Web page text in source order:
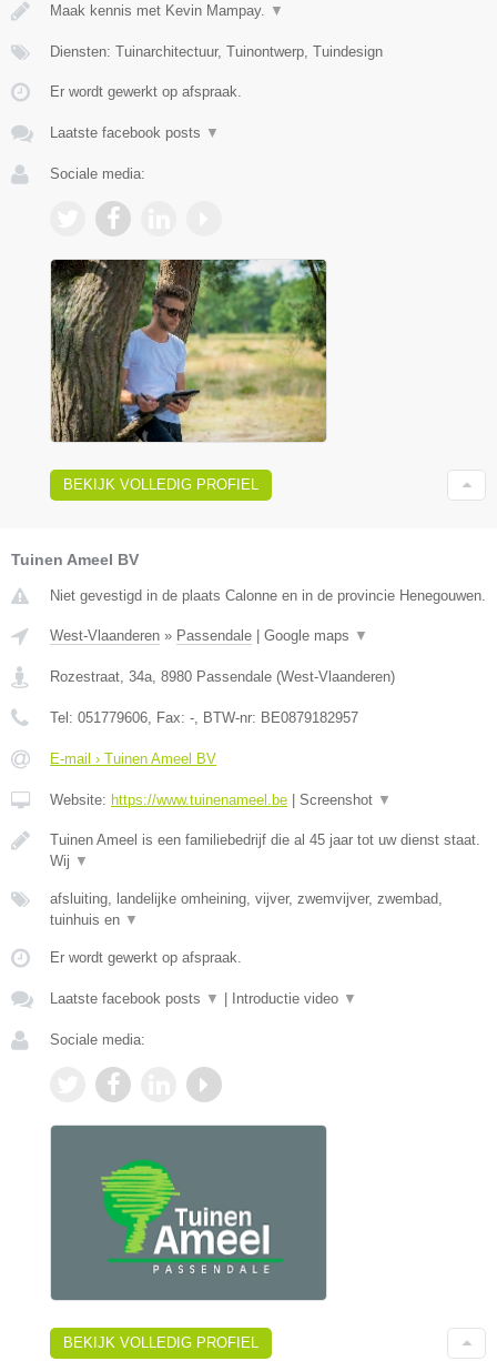
Maak kennis met Kevin Mampay. ▼
Diensten: Tuinarchitectuur, Tuinontwerp, Tuindesign
Er wordt gewerkt op afspraak.
Laatste facebook posts ▼
Sociale media:
BEKIJK VOLLEDIG PROFIEL
Tuinen Ameel BV
Niet gevestigd in de plaats Calonne en in de provincie Henegouwen.
West-Vlaanderen » Passendale Google maps ▼
Rozestraat, 34a, 8980 Passendale (West-Vlaanderen)
Tel: 051779606, Fax: -, BTW-nr: BE0879182957
E-mail › Tuinen Ameel BV
Website: https://www.tuinenameel.be Screenshot ▼
Tuinen Ameel is een familiebedrijf die al 45 jaar tot uw dienst staat.
Wij ▼
afsluiting, landelijke omheining, vijver, zwemvijver, zwembad,
tuinhuis en ▼
Er wordt gewerkt op afspraak.
Laatste facebook posts ▼ Introductie video ▼
Sociale media:
BEKIJK VOLLEDIG PROFIEL